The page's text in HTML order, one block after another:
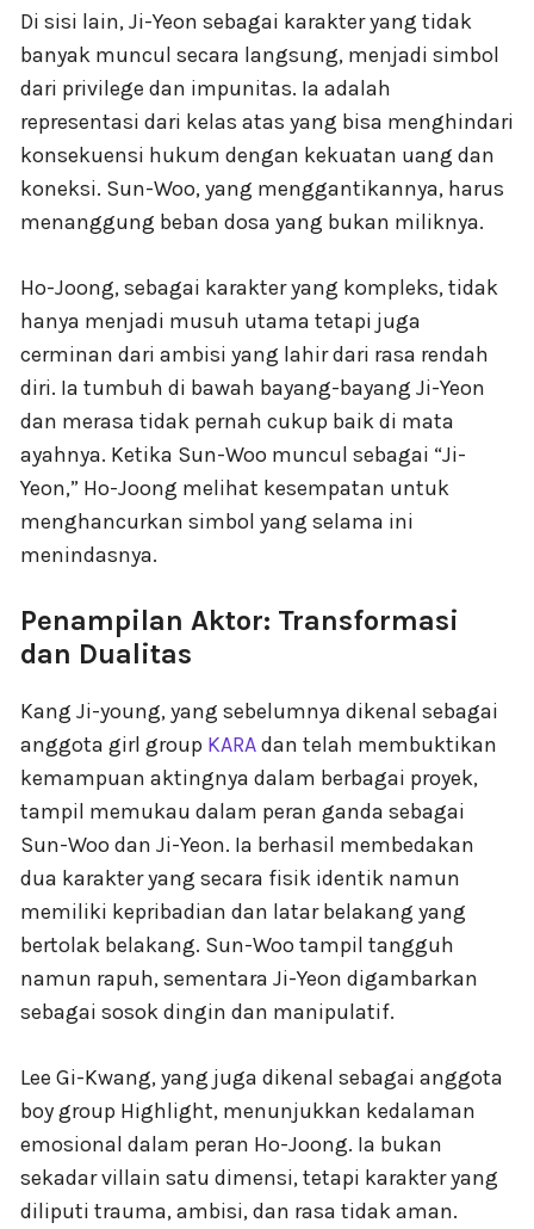
Di sisi lain, Ji-Yeon sebagai karakter yang tidak
banyak muncul secara langsung, menjadi simbol
dari privilege dan impunitas. Ia adalah
representasi dari kelas atas yang bisa menghindari
konsekuensi hukum dengan kekuatan uang dan
koneksi. Sun-Woo, yang menggantikannya, harus
menanggung beban dosa yang bukan miliknya.
Ho-Joong, sebagai karakter yang kompleks, tidak
hanya menjadi musuh utama tetapi juga
cerminan dari ambisi yang lahir dari rasa rendah
diri. Ia tumbuh di bawah bayang-bayang Ji-Yeon
dan merasa tidak pernah cukup baik di mata
ayahnya. Ketika Sun-Woo muncul sebagai “Ji-
Yeon,” Ho-Joong melihat kesempatan untuk
menghancurkan simbol yang selama ini
menindasnya.
Penampilan Aktor: Transformasi
dan Dualitas
Kang Ji-young, yang sebelumnya dikenal sebagai
anggota girl group KARAdan telah membuktikan
kemampuan aktingnya dalam berbagai proyek,
tampil memukau dalam peran ganda sebagai
Sun-Woo dan Ji-Yeon. Ia berhasil membedakan
dua karakter yang secara fisik identik namun
memiliki kepribadian dan latar belakang yang
bertolak belakang. Sun-Woo tampil tangguh
namun rapuh, sementara Ji-Yeon digambarkan
sebagai sosok dingin dan manipulatif.
Lee Gi-Kwang, yang juga dikenal sebagai anggota
boy group Highlight, menunjukkan kedalaman
emosional dalam peran Ho-Joong. Ia bukan
sekadar villain satu dimensi, tetapi karakter yang
diliputi trauma, ambisi, dan rasa tidak aman.